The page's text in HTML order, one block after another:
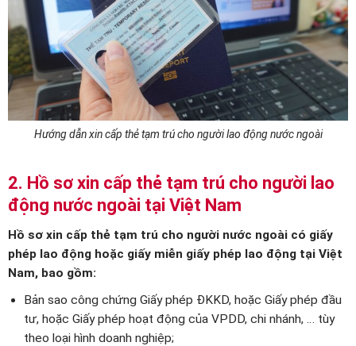
Hướng dẫn xin cấp thẻ tạm trú cho người lao động nước ngoài
2. Hồ sơ xin cấp thẻ tạm trú cho người lao
động nước ngoài tại Việt Nam
Hồ sơ xin cấp thẻ tạm trú cho người nước ngoài có giấy
phép lao động hoặc giấy miễn giấy phép lao động tại Việt
Nam, bao gồm:
Bản sao công chứng Giấy phép ĐKKD, hoặc Giấy phép đầu
tư, hoặc Giấy phép hoạt động của VPDD, chi nhánh, … tùy
theo loại hình doanh nghiệp;